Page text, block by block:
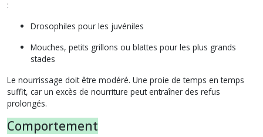
:
Drosophiles pour les juvéniles
Mouches, petits grillons ou blattes pour les plus grands
stades
Le nourrissage doit être modéré. Une proie de temps en temps
suffit, car un excès de nourriture peut entraîner des refus
prolongés.
Comportement